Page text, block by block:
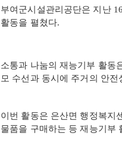
부여군시설관리공단은 지난 16
활동을 펼쳤다.
소통과 나눔의 재능기부 활동
모 수선과 동시에 주거의 안
이번 활동은 은산면 행정복지
물품을 구매하는 등 재능기부